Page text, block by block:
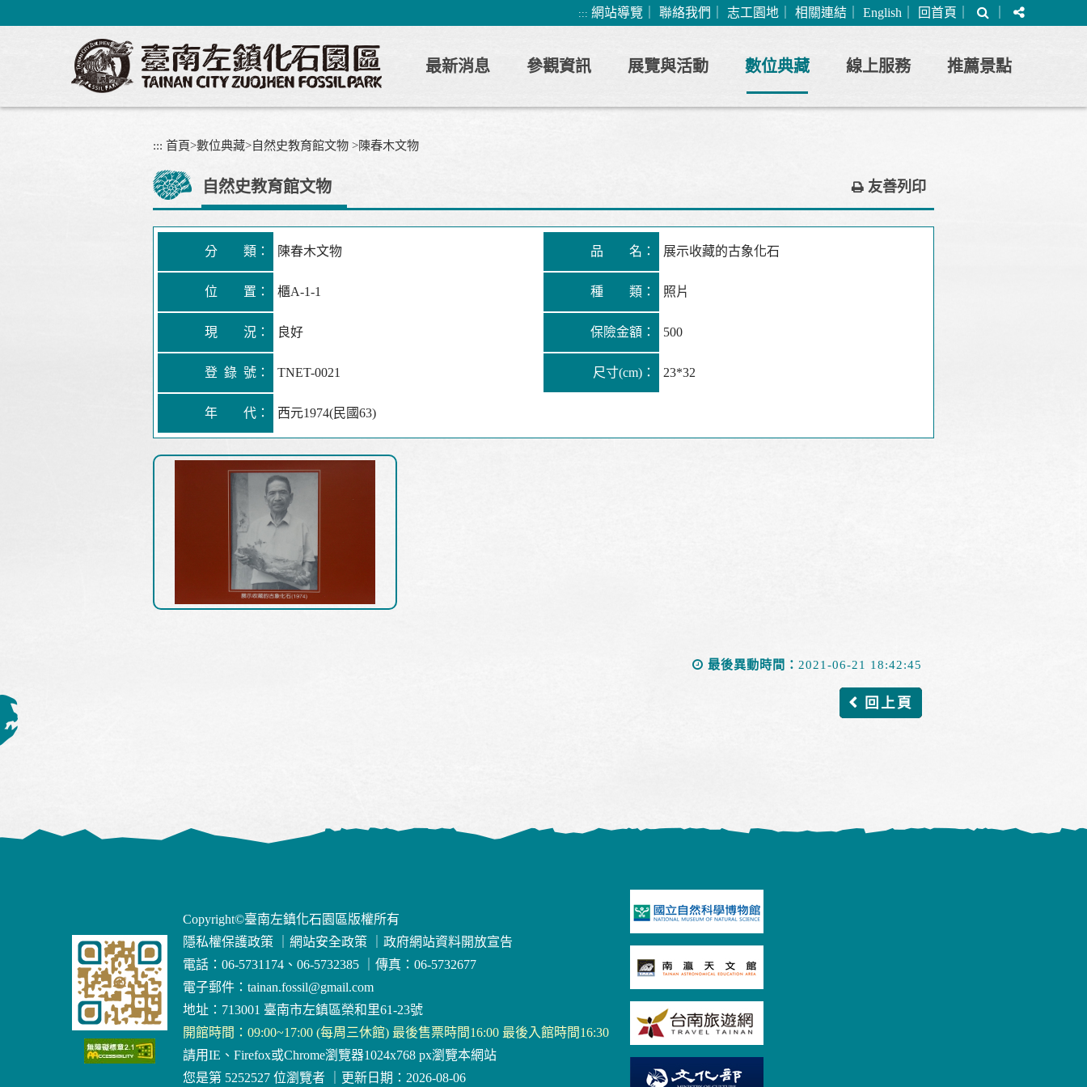
到
區
::: 網站導覽 聯絡我們 志工園地 相關連結 English 回首頁
尋
分
享
最新消息 參觀資訊 展覽與活動 數位典藏 線上服務 推薦景點
::: 首頁>數位典藏>自然史教育館文物 >陳春木文物
自然史教育館文物 友善列印
分 類： 陳春木文物 品 名： 展示收藏的古象化石
位 置： 櫃A-1-1 種 類： 照片
現 況： 良好 保險金額： 500
登 錄 號： TNET-0021 尺寸(cm)： 23*32
年 代： 西元1974(民國63)
最後異動時間： 2021-06-21 18:42:45
回上頁
Copyright©臺南左鎮化石園區版權所有
隱私權保護政策
網站安全政策
政府網站資料開放宣告
電話：06-5731174、06-5732385
傳真：06-5732677
電子郵件： tainan.fossil@gmail.com
地址：713001 臺南市左鎮區榮和里61-23號
開館時間：09:00~17:00 (每周三休館) 最後售票時間16:00 最後入館時間16:30
請用IE、Firefox或Chrome瀏覽器1024x768 px瀏覽本網站
您是第 5252527 位瀏覽者
更新日期：2026-08-06